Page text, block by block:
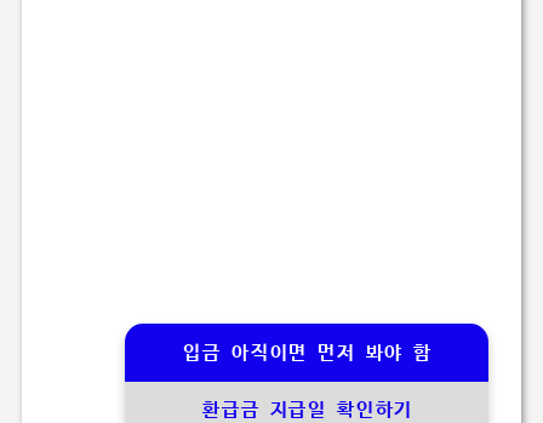
입금 아직이면 먼저 봐야 함
환급금 지급일 확인하기